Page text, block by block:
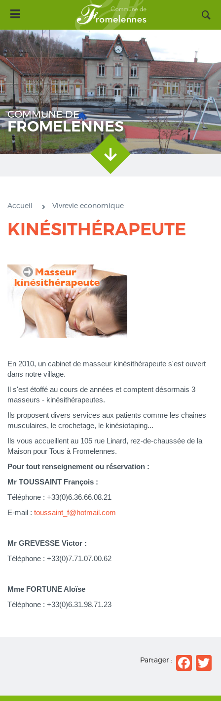
Aller
contenu
principal
Toggle
navigation
COMMUNE DE
FROMELENNES
Accueil Vivrevie economique
KINÉSITHÉRAPEUTE
Corps
En 2010, un cabinet de masseur kinésithérapeute s'est ouvert
dans notre village.
Il s'est étoffé au cours de années et comptent désormais 3
masseurs - kinésithérapeutes.
Ils proposent divers services aux patients comme les chaines
musculaires, le crochetage, le kinésiotaping...
Ils vous accueillent au 105 rue Linard, rez-de-chaussée de la
Maison pour Tous à Fromelennes.
Pour tout renseignement ou réservation :
Mr TOUSSAINT François :
Téléphone : +33(0)6.36.66.08.21
E-mail : toussaint_f@hotmail.com
Mr GREVESSE Victor :
Téléphone : +33(0)7.71.07.00.62
Mme FORTUNE Aloïse
Téléphone : +33(0)6.31.98.71.23
Partager :